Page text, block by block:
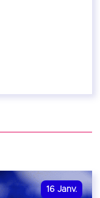
16 Janv.